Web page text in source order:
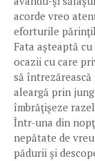
acorde vreo
eforturile
Fata aşteaptă
ocazii cu care
să
aleargă prin
îmbrăţişeze
Într-una din
nepătate de
pădurii şi